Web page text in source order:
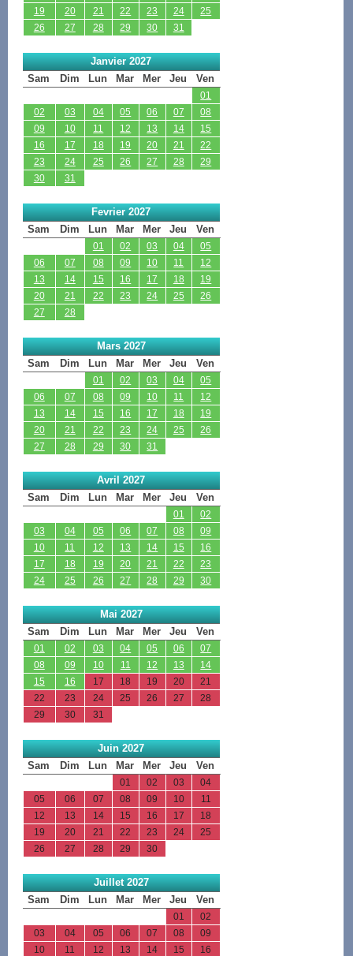
19
20 21 22 23 24
25
26
27 28 29 30 31
Janvier 2027
Sam
Dim Lun Mar Mer Jeu Ven
01
02
03 04 05 06 07
08
09
10 11 12 13 14
15
16
17 18 19 20 21
22
23
24 25 26 27 28
29
30
31
Fevrier 2027
Sam
Dim Lun Mar Mer Jeu Ven
01 02 03 04
05
06
07 08 09 10 11
12
13
14 15 16 17 18
19
20
21 22 23 24 25
26
27
28
Mars 2027
Sam
Dim Lun Mar Mer Jeu Ven
01 02 03 04
05
06
07 08 09 10 11
12
13
14 15 16 17 18
19
20
21 22 23 24 25
26
27
28 29 30 31
Avril 2027
Sam
Dim Lun Mar Mer Jeu Ven
01
02
03
04 05 06 07 08
09
10
11 12 13 14 15
16
17
18 19 20 21 22
23
24
25 26 27 28 29 30
Mai 2027
Sam
Dim Lun Mar Mer Jeu Ven
01 02 03 04 05 06
07
08
09 10 11 12 13
14
15
16 17 18 19 20
21
22
23 24 25 26 27
28
29
30 31
Juin 2027
Sam
Dim Lun Mar Mer Jeu Ven
01 02 03
04
05
06 07 08 09 10
11
12
13 14 15 16 17
18
19
20 21 22 23 24
25
26
27 28 29 30
Juillet 2027
Sam
Dim Lun Mar Mer Jeu Ven
01
02
03
04 05 06 07 08
09
10
11 12 13 14 15 16